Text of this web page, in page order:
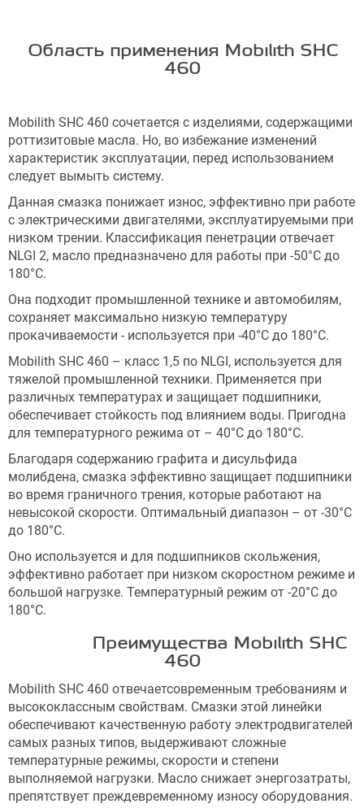
Область применения Mobilith SHC
460
Mobilith SHC 460 сочетается с изделиями, содержащими
роттизитовые масла. Но, во избежание изменений
характеристик эксплуатации, перед использованием
следует вымыть систему.
Данная смазка понижает износ, эффективно при работе
с электрическими двигателями, эксплуатируемыми при
низком трении. Классификация пенетрации отвечает
NLGI 2, масло предназначено для работы при -50°С до
180°С.
Она подходит промышленной технике и автомобилям,
сохраняет максимально низкую температуру
прокачиваемости - используется при -40°С до 180°С.
Mobilith SHC 460 – класс 1,5 по NLGI, используется для
тяжелой промышленной техники. Применяется при
различных температурах и защищает подшипники,
обеспечивает стойкость под влиянием воды. Пригодна
для температурного режима от – 40°С до 180°С.
Благодаря содержанию графита и дисульфида
молибдена, смазка эффективно защищает подшипники
во время граничного трения, которые работают на
невысокой скорости. Оптимальный диапазон – от -30°С
до 180°С.
Оно используется и для подшипников скольжения,
эффективно работает при низком скоростном режиме и
большой нагрузке. Температурный режим от -20°С до
180°С.
Преимущества Mobilith SHC
460
Mobilith SHC 460 отвечаетсовременным требованиям и
высококлассным свойствам. Смазки этой линейки
обеспечивают качественную работу электродвигателей
самых разных типов, выдерживают сложные
температурные режимы, скорости и степени
выполняемой нагрузки. Масло снижает энергозатраты,
препятствует преждевременному износу оборудования.